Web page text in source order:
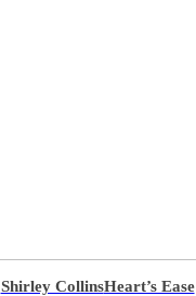
Shirley CollinsHeart’s Ease